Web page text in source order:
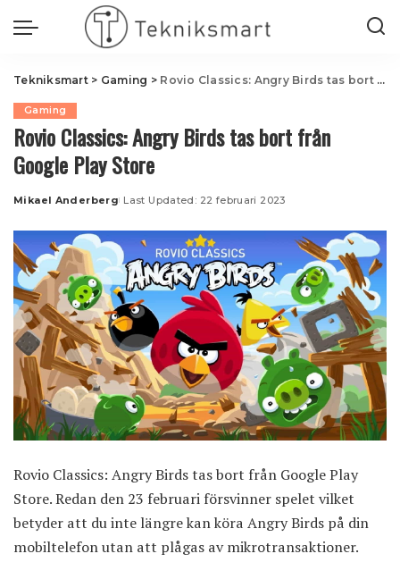
Tekniksmart> Gaming > Rovio Classics: Angry Birds tas bort från Google Play Store
Gaming
Rovio Classics: Angry Birds tas bort från
Google Play Store
Posted
Mikael Anderberg Last Updated: 22 februari 2023
Rovio Classics: Angry Birds tas bort från Google Play
Store. Redan den 23 februari försvinner spelet vilket
betyder att du inte längre kan köra Angry Birds på din
mobiltelefon utan att plågas av mikrotransaktioner.